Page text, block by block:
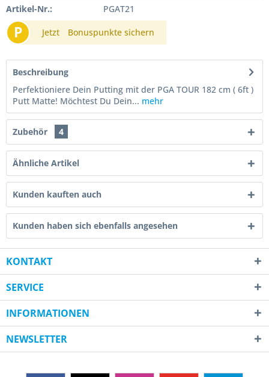
Artikel-Nr.: PGAT21
P Jetzt Bonuspunkte sichern
Beschreibung
Perfektioniere Dein Putting mit der PGA TOUR 182 cm ( 6ft )
Putt Matte! Möchtest Du Dein... mehr
Zubehör 4
Ähnliche Artikel
Kunden kauften auch
Kunden haben sich ebenfalls angesehen
KONTAKT
SERVICE
INFORMATIONEN
NEWSLETTER